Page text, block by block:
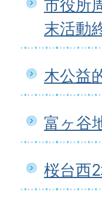
市役所
末活動
木公益
富ヶ谷
桜台西